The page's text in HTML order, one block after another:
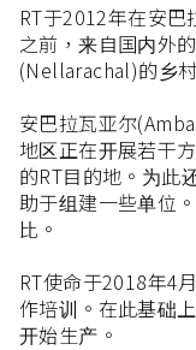
RT于2012年在安
之前，来自国内外
(Nellarachal)的乡
安巴拉瓦亚尔
地区正在开展若干
的RT目的地。为此
助于组建一些单位
比。
RT使命于2018年4
作培训。在此基础
开始生产。